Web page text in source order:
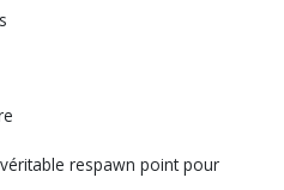
respawn point pour